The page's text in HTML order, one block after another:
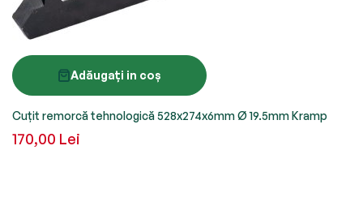
Adăugați in coș
Cuțit remorcă tehnologică 528x274x6mm Ø 19.5mm Kramp
170,00 Lei